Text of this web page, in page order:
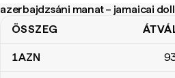
azerbajdzsáni manat – jamaicai
azerbajdzsáni manat – jamaicai dollár
ÖSSZEG
1AZN